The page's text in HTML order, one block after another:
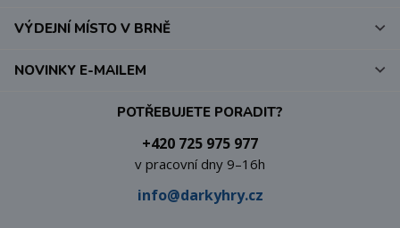
VÝDEJNÍ MÍSTO V BRNĚ
POTŘEBUJETE PORADIT?
+420 725 975 977
v pracovní dny 9–16h
info@darkyhry.cz
NOVINKY E-MAILEM